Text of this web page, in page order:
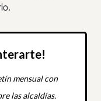
mensual con
las alcaldías.